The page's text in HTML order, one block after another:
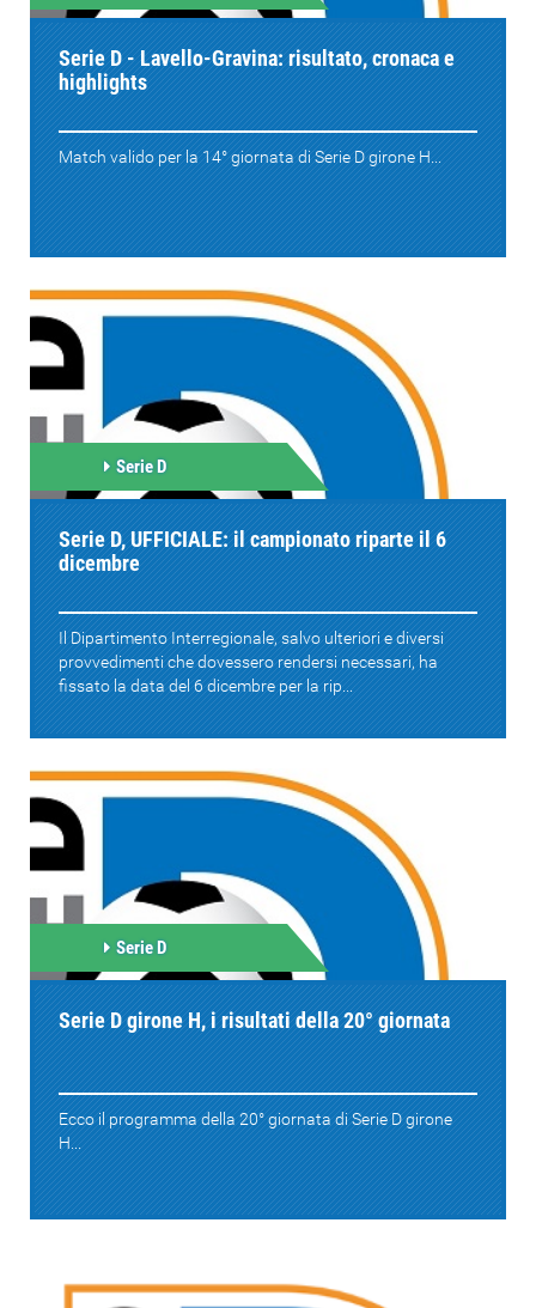
Serie D - Lavello-Gravina: risultato, cronaca e
highlights
Match valido per la 14° giornata di Serie D girone H...
Serie D
Serie D, UFFICIALE: il campionato riparte il 6
dicembre
Il Dipartimento Interregionale, salvo ulteriori e diversi
provvedimenti che dovessero rendersi necessari, ha
fissato la data del 6 dicembre per la rip...
Serie D
Serie D girone H, i risultati della 20° giornata
Ecco il programma della 20° giornata di Serie D girone
H...